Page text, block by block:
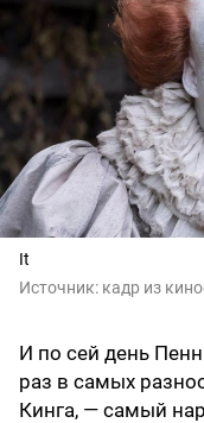
It
Источник: кадр из
И по сей день
раз в самых
Кинга, — самый